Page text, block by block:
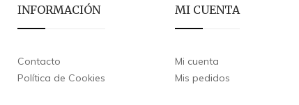
INFORMACIÓN
Contacto
Política de Cookies
MI CUENTA
Mi cuenta
Mis pedidos